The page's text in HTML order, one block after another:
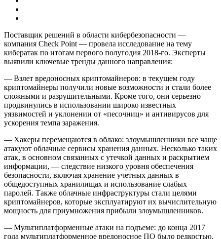
Поставщик решений в области кибербезопасности —
компания Check Point — провела исследование на тему
кибератак по итогам первого полугодия 2018-го. Эксперты
выявили ключевые тренды данного направления:
— Взлет вредоносных криптомайнеров: в текущем году
криптомайнеры получили новые возможности и стали более
сложными и разрушительными. Кроме того, они серьезно
продвинулись в использовании широко известных
уязвимостей и уклонении от «песочниц» и антивирусов для
ускорения темпа заражения.
— Хакеры перемещаются в облако: злоумышленники все чаще
атакуют облачные сервисы хранения данных. Несколько таких
атак, в основном связанных с утечкой данных и раскрытием
информации, — следствие низкого уровня обеспечения
безопасности, включая хранение учетных данных в
общедоступных хранилищах и использование слабых
паролей. Также облачные инфраструктуры стали целями
криптомайнеров, которые эксплуатируют их вычислительную
мощность для приумножения прибыли злоумышленников.
— Мультиплатформенные атаки на подъеме: до конца 2017
года мультиплатформенное вредоносное ПО было редкостью.